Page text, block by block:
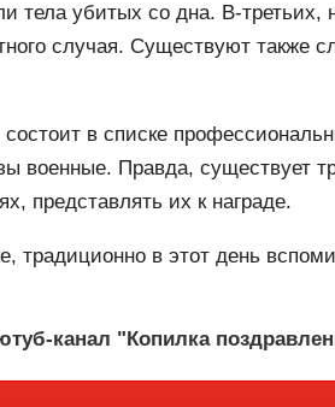
тела убитых со дна. В-
случая. Существуют также
в списке
Правда, существует
представлять их к награде.
традиционно в этот день
канал "Копилка